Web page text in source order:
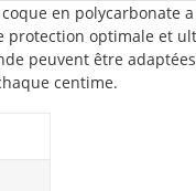
en
optimale
peuvent être
centime.